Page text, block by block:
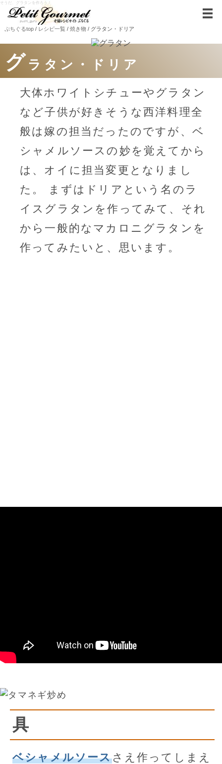
そうだ、グラタンを作ろう！
ぷちぐるtop/ レシピ一覧/ 焼き物/ グラタン・ドリア
グラタン・ドリア
大体ホワイトシチューやグラタン
など子供が好きそうな西洋料理全
般は嫁の担当だったのですが、ベ
シャメルソースの妙を覚えてから
は、オイに担当変更となりまし
た。 まずはドリアという名のラ
イスグラタンを作ってみて、それ
から一般的なマカロニグラタンを
作ってみたいと、思います。
具
ベシャメルソースさえ作ってしまえ